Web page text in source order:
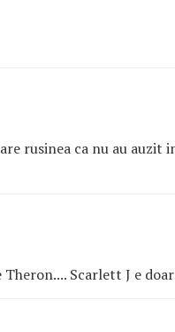
rusinea ca nu au auzit
Scarlett J e